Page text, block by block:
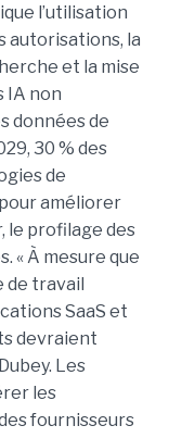
l’utilisation
autorisations, la
et la mise
IA non
données de
30 % des
de
améliorer
le profilage des
« À mesure que
de travail
SaaS et
devraient
Les
les
fournisseurs